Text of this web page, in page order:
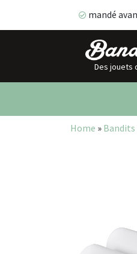
mandé
Des jouets
mandé
Home » Bandits